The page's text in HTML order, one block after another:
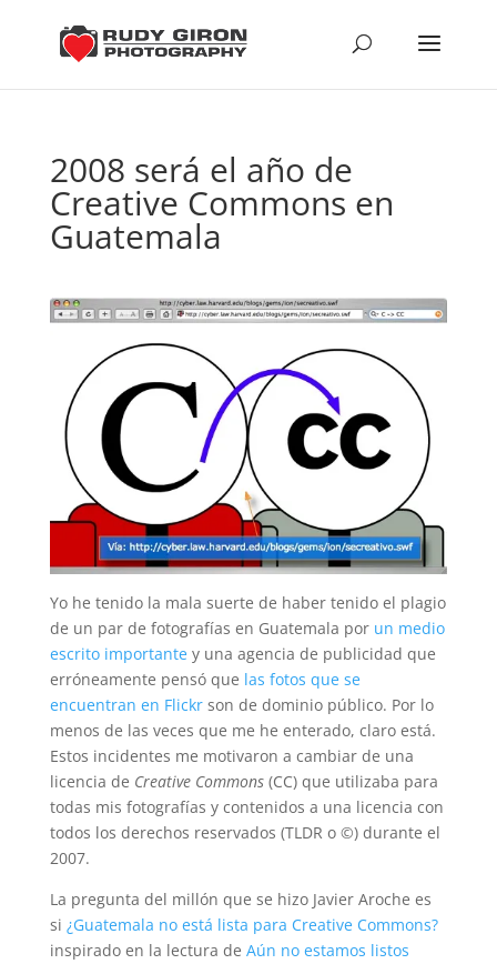
2008 será el año de
Creative Commons en
Guatemala
Yo he tenido la mala suerte de haber tenido el plagio
de un par de fotografías en Guatemala por un medio
escrito importantey una agencia de publicidad que
erróneamente pensó que las fotos que se
encuentran en Flickrson de dominio público. Por lo
menos de las veces que me he enterado, claro está.
Estos incidentes me motivaron a cambiar de una
licencia de Creative Commons(CC) que utilizaba para
todas mis fotografías y contenidos a una licencia con
todos los derechos reservados (TLDR o ©) durante el
2007.
La pregunta del millón que se hizo Javier Aroche es
si ¿Guatemala no está lista para Creative Commons?
inspirado en la lectura de Aún no estamos listos